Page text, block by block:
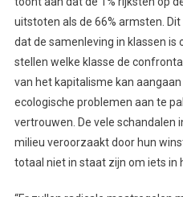
uitstoten als de 66% armsten.
dat de samenleving in klassen is
stellen welke klasse de
van het kapitalisme kan
ecologische problemen aan te
vertrouwen. De vele schandalen
milieu veroorzaakt door hun
totaal niet in staat zijn om iets in